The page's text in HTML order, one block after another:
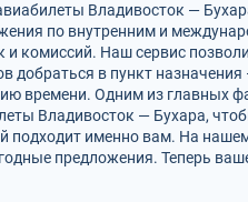
Владивосток —
по внутренним и
и комиссий. Наш сервис
добраться в пункт
времени. Одним из главных
Владивосток — Бухара,
подходит именно вам. На
предложения. Теперь